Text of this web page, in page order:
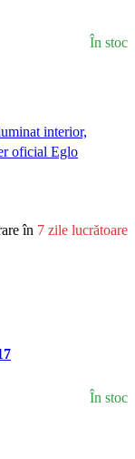
În stoc
în 7 zile lucrătoare
În stoc